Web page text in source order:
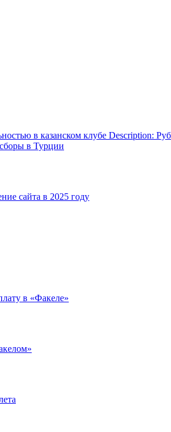
в казанском клубе Description:
в Турции
сайта в 2025 году
в «Факеле»